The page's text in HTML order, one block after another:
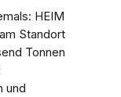
HEIM
Standort
Tonnen
und